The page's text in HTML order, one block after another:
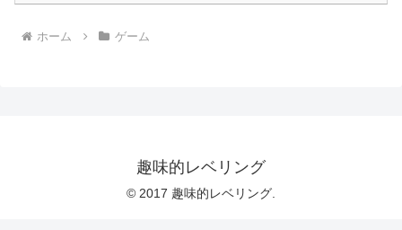
ホーム ゲーム
趣味的レベリング
© 2017 趣味的レベリング.